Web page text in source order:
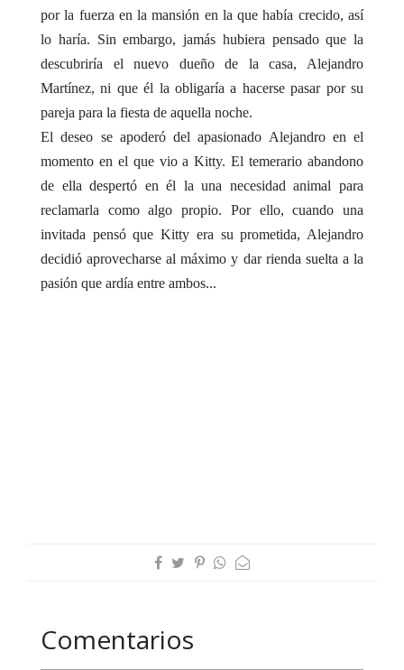
por la fuerza en la mansión en la que había crecido, así
lo haría. Sin embargo, jamás hubiera pensado que la
descubriría el nuevo dueño de la casa, Alejandro
Martínez, ni que él la obligaría a hacerse pasar por su
pareja para la fiesta de aquella noche.
El deseo se apoderó del apasionado Alejandro en el
momento en el que vio a Kitty. El temerario abandono
de ella despertó en él la una necesidad animal para
reclamarla como algo propio. Por ello, cuando una
invitada pensó que Kitty era su prometida, Alejandro
decidió aprovecharse al máximo y dar rienda suelta a la
pasión que ardía entre ambos...
Comentarios